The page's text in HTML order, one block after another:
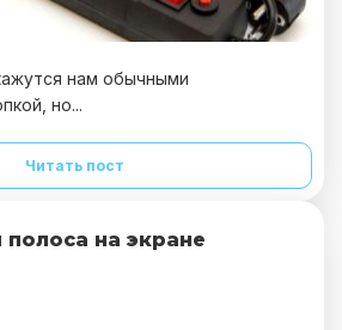
нам обычными
но...
Читать пост
полоса на экране